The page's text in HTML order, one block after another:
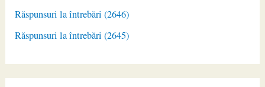
Răspunsuri la întrebări (2646)
Răspunsuri la întrebări (2645)